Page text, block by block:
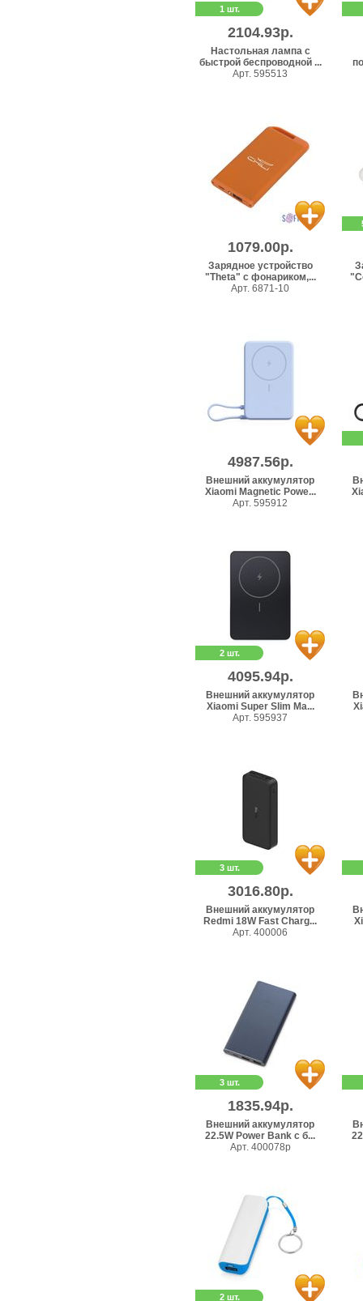
1 шт.
2104.93р.
Настольная лампа с
быстрой беспроводной ...
Арт. 595513
1079.00р.
Зарядное устройство
"Theta" с фонариком,...
Арт. 6871-10
4987.56р.
Внешний аккумулятор
Xiaomi Magnetic Powe...
Арт. 595912
2 шт.
4095.94р.
Внешний аккумулятор
Xiaomi Super Slim Ma...
Арт. 595937
3 шт.
3016.80р.
Внешний аккумулятор
Redmi 18W Fast Charg...
Арт. 400006
3 шт.
1835.94р.
Внешний аккумулятор
22.5W Power Bank с б...
Арт. 400078p
2 шт.